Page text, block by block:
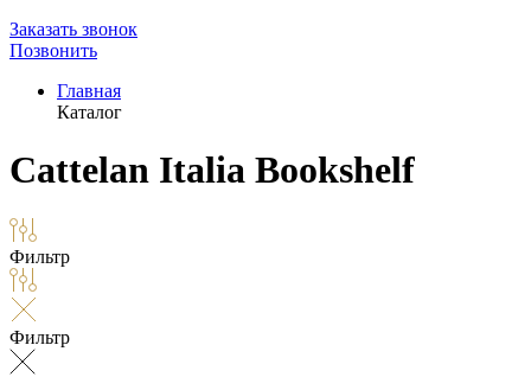
Заказать звонок
Позвонить
Главная
Каталог
Cattelan Italia Bookshelf
Фильтр
Фильтр